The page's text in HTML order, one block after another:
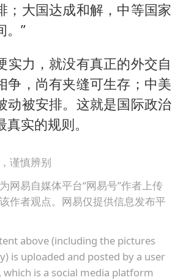
；大国达成和解，中等国家
。”
实力，就没有真正的外交自
争，尚有夹缝可生存；中美
动被安排。这就是国际政治
实的规则。
谨慎辨别
网易自媒体平台“网易号”作者上传
作者观点。网易仅提供信息发布平
above (including the pictures
is uploaded and posted by a user
which is a social media platform